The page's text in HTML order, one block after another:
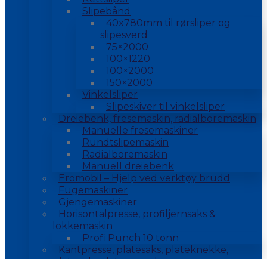
Slipebånd
40x780mm til rørsliper og
slipesverd
75×2000
100×1220
100×2000
150×2000
Vinkelsliper
Slipeskiver til vinkelsliper
Dreiebenk, fresemaskin, radialboremaskin
Manuelle fresemaskiner
Rundtslipemaskin
Radialboremaskin
Manuell dreiebenk
Eromobil – Hjelp ved verktøy brudd
Fugemaskiner
Gjengemaskiner
Horisontalpresse, profiljernsaks &
lokkemaskin
Profi Punch 10 tonn
Kantpresse, platesaks, plateknekke,